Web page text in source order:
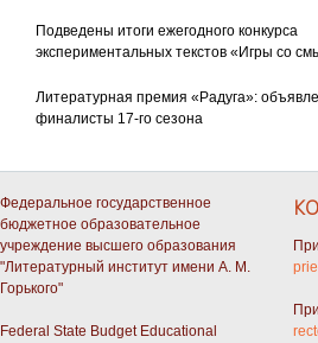
Подведены итоги ежегодного конкурса
экспериментальных текстов «Игры со
Литературная премия «Радуга»:
финалисты 17-го сезона
Федеральное государственное
бюджетное образовательное
учреждение высшего образования
"Литературный институт имени А. М.
Горького"
Federal State Budget Educational